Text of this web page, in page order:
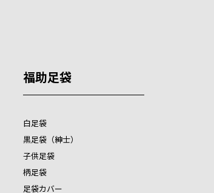
福助足袋
白足袋
黒足袋（紳士）
子供足袋
柄足袋
足袋カバー